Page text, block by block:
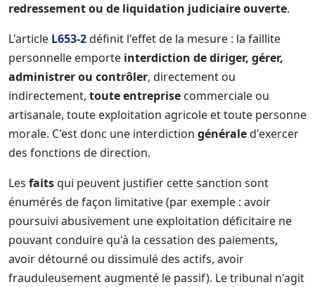
redressement ou de liquidation judiciaire ouverte.
L'article L653-2définit l'effet de la mesure : la faillite
personnelle emporte interdiction de diriger, gérer,
administrer ou contrôler, directement ou
indirectement, toute entreprise commerciale ou
artisanale, toute exploitation agricole et toute personne
morale. C'est donc une interdiction généraled'exercer
des fonctions de direction.
Les faitsqui peuvent justifier cette sanction sont
énumérés de façon limitative (par exemple : avoir
poursuivi abusivement une exploitation déficitaire ne
pouvant conduire qu'à la cessation des paiements,
avoir détourné ou dissimulé des actifs, avoir
frauduleusement augmenté le passif). Le tribunal n'agit